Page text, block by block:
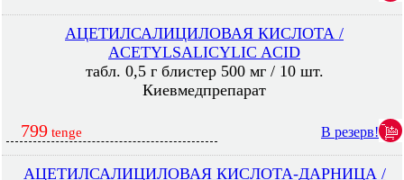
АЦЕТИЛСАЛИЦИЛОВАЯ КИСЛОТА /
ACETYLSALICYLIC ACID
табл. 0,5 г блистер 500 мг / 10 шт.
Киевмедпрепарат
799 tenge В резерв!
АЦЕТИЛСАЛИЦИЛОВАЯ КИСЛОТА-ДАРНИЦА /